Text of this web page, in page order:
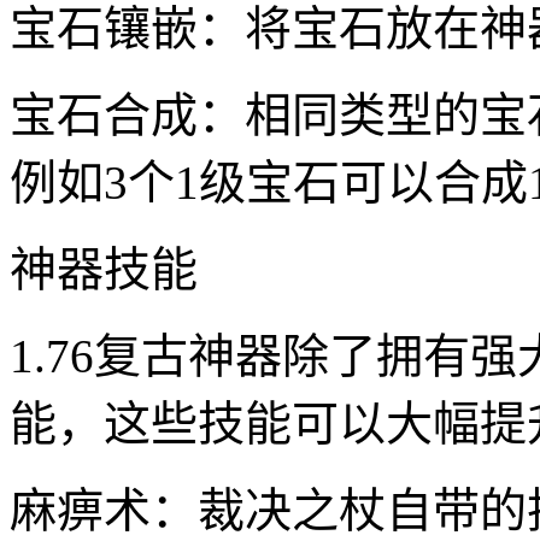
宝石镶嵌：将宝石放在
宝石合成：相同类型的
例如3个1级宝石可以合
神器技能
1.76复古神器除了拥有
能，这些技能可以大幅
麻痹术：裁决之杖自带